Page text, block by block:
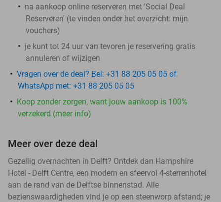
na aankoop online reserveren met 'Social Deal
Reserveren' (te vinden onder het overzicht: mijn
vouchers)
je kunt tot 24 uur van tevoren je reservering gratis
annuleren of wijzigen
Vragen over de deal? Bel: +31 88 205 05 05 of
WhatsApp met: +31 88 205 05 05
Koop zonder zorgen, want jouw aankoop is 100%
verzekerd (meer info)
Meer over deze deal
Gezellig overnachten in Delft? Ontdek dan Hampshire
Hotel - Delft Centre, een modern en sfeervol 4-sterrenhotel
aan de rand van de Delftse binnenstad. Alle
bezienswaardigheden vind je op een steenworp afstand; je